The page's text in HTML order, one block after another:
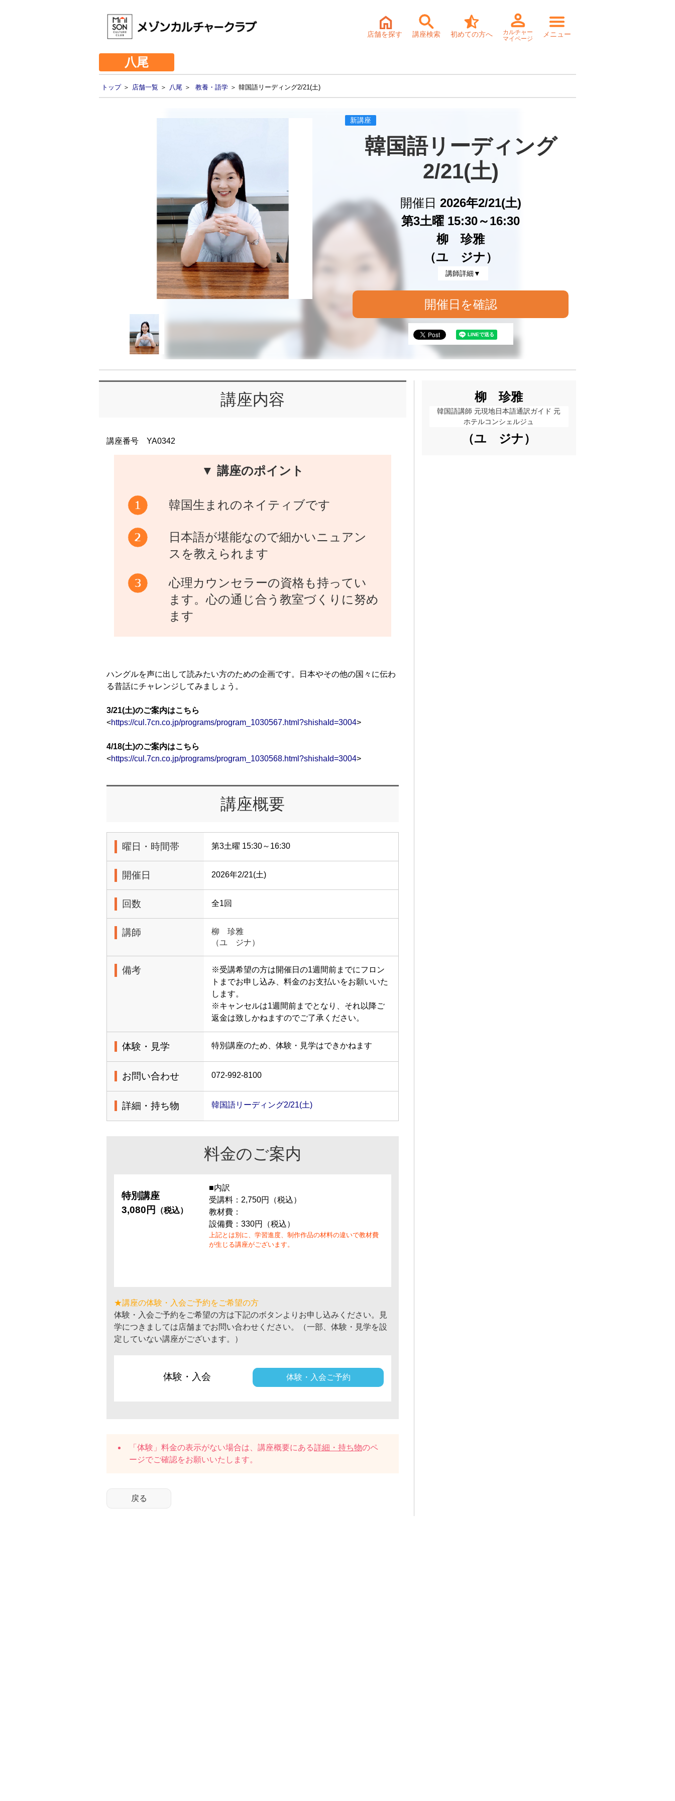
店舗を探す 講座検索 初めての方へ
カルチャー
マイページ
メニュー
八尾
トップ＞ 店舗一覧 ＞ 八尾 ＞ 教養・語学 ＞ 韓国語リーディング2/21(土)
新講座
韓国語リーディング
2/21(土)
開催日 2026年2/21(土)
第3土曜 15:30～16:30
柳 珍雅
（ユ ジナ）
講師詳細▼
開催日を確認
講座内容
講座番号 YA0342
▼ 講座のポイント
韓国生まれのネイティブです
日本語が堪能なので細かいニュアン
スを教えられます
心理カウンセラーの資格も持ってい
ます。心の通じ合う教室づくりに努め
ます
ハングルを声に出して読みたい方のための企画です。日本やその他の国々に伝わ
る昔話にチャレンジしてみましょう。
3/21(土)のご案内はこちら
<https://cul.7cn.co.jp/programs/program_1030567.html?shishaId=3004>
4/18(土)のご案内はこちら
<https://cul.7cn.co.jp/programs/program_1030568.html?shishaId=3004>
講座概要
曜日・時間帯 第3土曜 15:30～16:30
開催日 2026年2/21(土)
回数 全1回
講師
柳 珍雅
（ユ ジナ）
備考
※受講希望の方は開催日の1週間前までにフロン
トまでお申し込み、料金のお支払いをお願いいた
します。
※キャンセルは1週間前までとなり、それ以降ご
返金は致しかねますのでご了承ください。
体験・見学 特別講座のため、体験・見学はできかねます
お問い合わせ 072-992-8100
詳細・持ち物 韓国語リーディング2/21(土)
料金のご案内
特別講座
3,080円
（税込）
■内訳
受講料：2,750円（税込）
教材費：
設備費：330円（税込）
上記とは別に、学習進度、制作作品の材料の違いで教材費
が生じる講座がございます。
★講座の体験・入会ご予約をご希望の方
体験・入会ご予約をご希望の方は下記のボタンよりお申し込みください。見
学につきましては店舗までお問い合わせください。（一部、体験・見学を設
定していない講座がございます。）
体験・入会 体験・入会ご予約
「体験」料金の表示がない場合は、講座概要にある詳細・持ち物のペ
ージでご確認をお願いいたします。
柳 珍雅
韓国語講師 元現地日本語通訳ガイド 元
ホテルコンシェルジュ
（ユ ジナ）